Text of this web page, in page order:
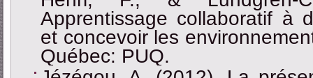
Apprentissage collaboratif à
et concevoir les
Québec: PUQ.